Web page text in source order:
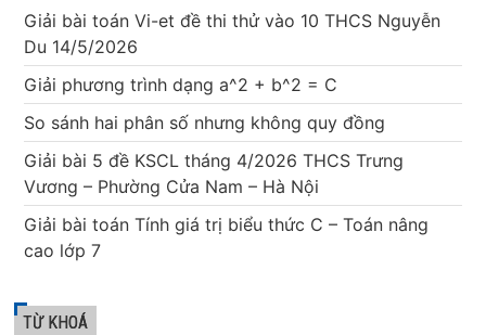
Giải bài toán Vi-et đề thi thử vào 10 THCS Nguyễn
Du 14/5/2026
Giải phương trình dạng a^2 + b^2 = C
So sánh hai phân số nhưng không quy đồng
Giải bài 5 đề KSCL tháng 4/2026 THCS Trưng
Vương – Phường Cửa Nam – Hà Nội
Giải bài toán Tính giá trị biểu thức C – Toán nâng
cao lớp 7
TỪ KHOÁ